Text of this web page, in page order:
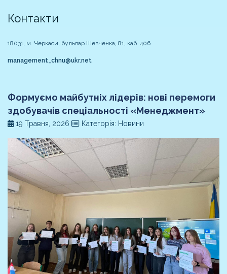
Контакти
18031, м. Черкаси, бульвар Шевченка, 81, каб. 406
management_chnu@ukr.net
Формуємо майбутніх лідерів: нові перемоги
здобувачів спеціальності «Менеджмент»
19 Травня, 2026 Категорія: Новини